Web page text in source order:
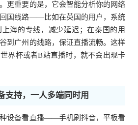
更重要的是，它会智能分析你的网络
国线路——比如在英国的用户，系统
海的专线，减少延迟；在泰国的用
到广州的线路，保证直播流畅。这样
界杯或者B站直播时，就不会出现卡
支持，一人多端同时用
设备看直播——手机刷抖音，平板看